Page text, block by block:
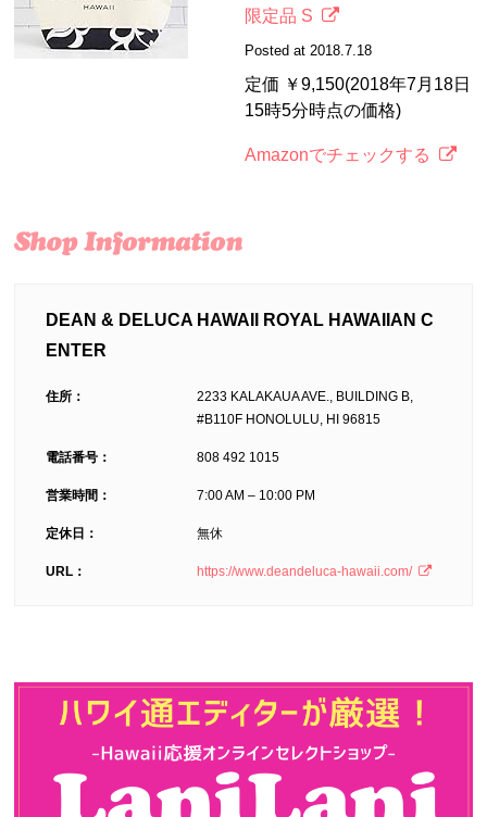
限定品 S
Posted at 2018.7.18
定価 ￥9,150(2018年7月18日
15時5分時点の価格)
Amazonでチェックする
DEAN & DELUCA HAWAII ROYAL HAWAIIAN C
ENTER
住所：
2233 KALAKAUA AVE., BUILDING B,
#B110F HONOLULU, HI 96815
電話番号： 808 492 1015
営業時間： 7:00 AM – 10:00 PM
定休日： 無休
URL： https://www.deandeluca-hawaii.com/